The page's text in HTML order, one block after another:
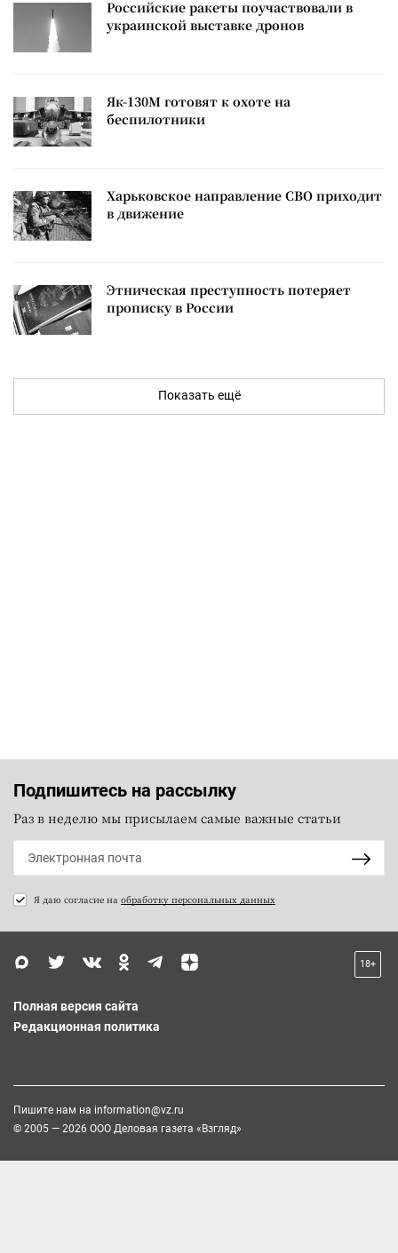
Российские ракеты поучаствовали в
украинской выставке дронов
Як-130М готовят к охоте на
беспилотники
Харьковское направление СВО приходит
в движение
Этническая преступность потеряет
прописку в России
Показать ещё
Подпишитесь на рассылку
Раз в неделю мы присылаем самые важные статьи
Я даю согласие на обработку персональных данных
18+
Полная версия сайта
Редакционная политика
Пишите нам на information@vz.ru
© 2005 — 2026 ООО Деловая газета «Взгляд»